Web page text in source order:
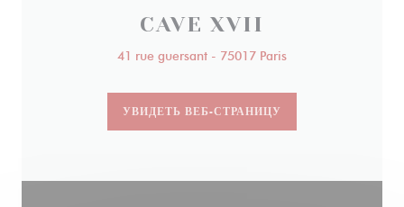
CAVE XVII
41 rue guersant - 75017 Paris
УВИДЕТЬ ВЕБ-СТРАНИЦУ